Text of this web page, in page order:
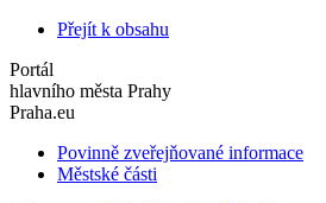
Přejít k obsahu
Portál
hlavního města Prahy
Praha.eu
Povinně zveřejňované informace
Městské části